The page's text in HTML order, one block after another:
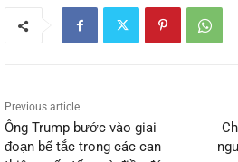
Previous article
Ông Trump bước vào giai
đoạn bế tắc trong các can